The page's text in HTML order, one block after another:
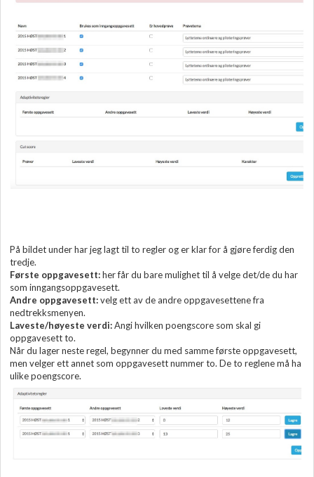
På bildet under har jeg lagt til to regler og er klar for å gjøre ferdig den
tredje.
Første oppgavesett:her får du bare mulighet til å velge det/de du har
som inngangsoppgavesett.
Andre oppgavesett:velg ett av de andre oppgavesettene fra
nedtrekksmenyen.
Laveste/høyeste verdi:Angi hvilken poengscore som skal gi
oppgavesett to.
Når du lager neste regel, begynner du med samme første oppgavesett,
men velger ett annet som oppgavesett nummer to. De to reglene må ha
ulike poengscore.